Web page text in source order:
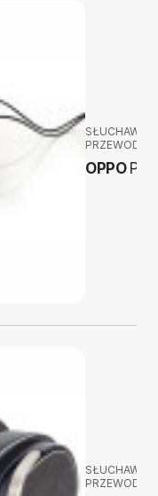
SŁUCHAWKI
OPPO
SŁUCHAWKI